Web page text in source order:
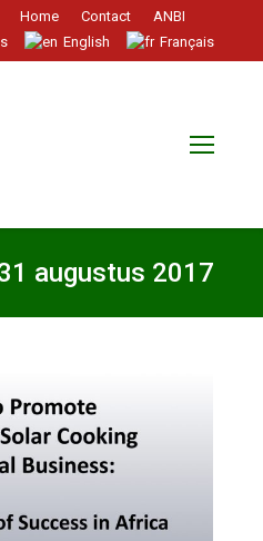
Home Contact
ANBI
English Français
augustus 2017